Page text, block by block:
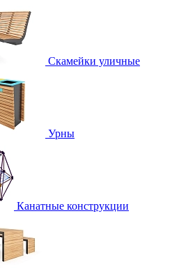
Скамейки уличные
Урны
Канатные конструкции